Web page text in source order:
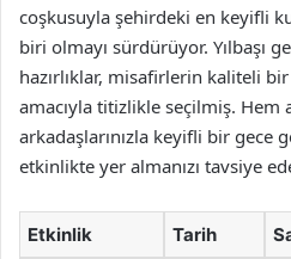
coşkusuyla şehirdeki en keyifli
biri olmayı sürdürüyor. Yılbaşı
hazırlıklar, misafirlerin kaliteli
amacıyla titizlikle seçilmiş. Hem
arkadaşlarınızla keyifli bir gece
etkinlikte yer almanızı tavsiye
Etkinlik Tarih